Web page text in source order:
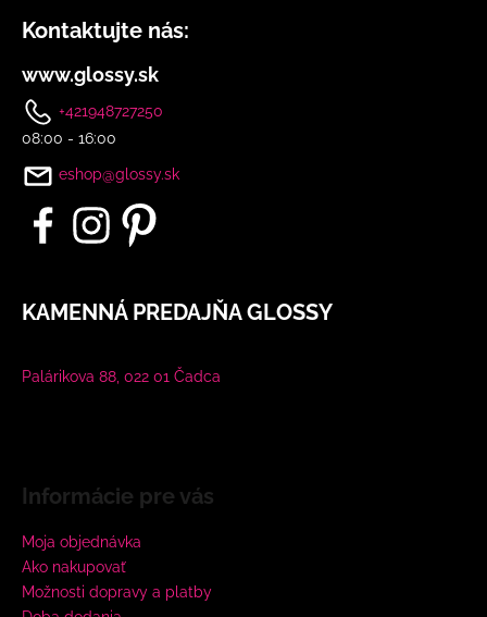
Kontaktujte nás:
www.glossy.sk
+421948727250
08:00 - 16:00
eshop@glossy.sk
KAMENNÁ PREDAJŇA GLOSSY
Palárikova 88, 022 01 Čadca
Informácie pre vás
Moja objednávka
Ako nakupovať
Možnosti dopravy a platby